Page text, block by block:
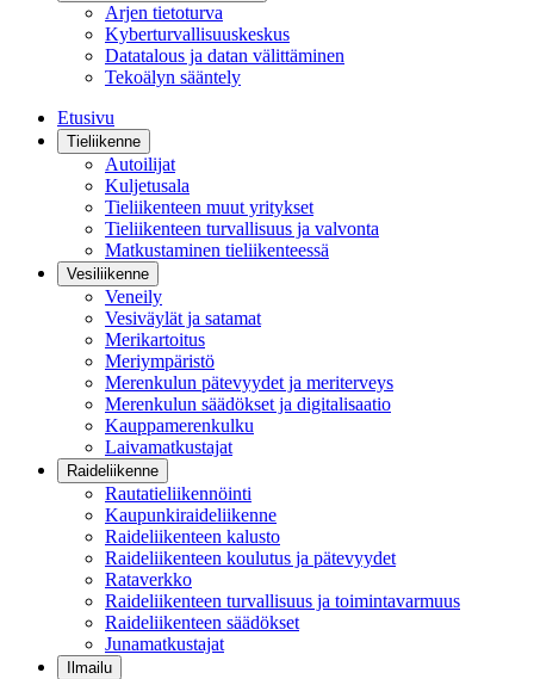
Arjen tietoturva
Kyberturvallisuuskeskus
Datatalous ja datan välittäminen
Tekoälyn sääntely
Etusivu
Tieliikenne
Autoilijat
Kuljetusala
Tieliikenteen muut yritykset
Tieliikenteen turvallisuus ja valvonta
Matkustaminen tieliikenteessä
Vesiliikenne
Veneily
Vesiväylät ja satamat
Merikartoitus
Meriympäristö
Merenkulun pätevyydet ja meriterveys
Merenkulun säädökset ja digitalisaatio
Kauppamerenkulku
Laivamatkustajat
Raideliikenne
Rautatieliikennöinti
Kaupunkiraideliikenne
Raideliikenteen kalusto
Raideliikenteen koulutus ja pätevyydet
Rataverkko
Raideliikenteen turvallisuus ja toimintavarmuus
Raideliikenteen säädökset
Junamatkustajat
Ilmailu